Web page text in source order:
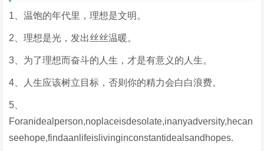
1、温饱的年代里，理想是文明。
2、理想是光，发出丝丝温暖。
3、为了理想而奋斗的人生，才是有意义的人生。
4、人生应该树立目标，否则你的精力会白白浪费。
5、
Foranidealperson,noplaceisdesolate,inanyadversity,hecan
seehope,findaanlifeislivinginconstantidealsandhopes.